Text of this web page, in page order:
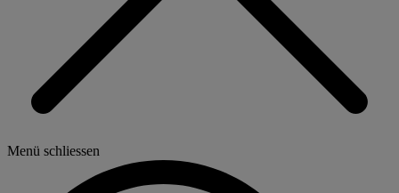
Menü schliessen